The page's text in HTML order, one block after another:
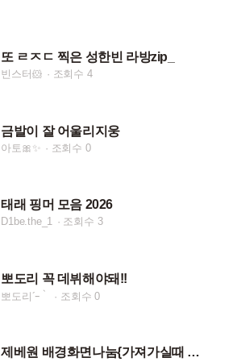
또 ㄹㅈㄷ 찍은 성한빈 라방zip_
빈스터🐹 조회수 4
금발이 잘 어울리지웅
아토🎀✨ 조회수 0
태래 핑머 모음 2026
D1be.the_1 조회수 3
뽀도리 꼭 데뷔해야돼!!
뽀도리´ｰ｀ 조회수 0
제베원 배경화면나눔{가져가실때 저장댓글 부탁드립니다!}